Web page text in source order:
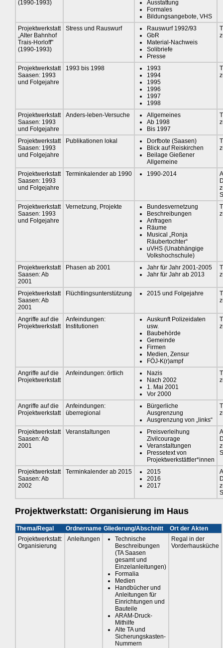
(1990-1993)
Ausstattung
Formales
Bildungsangebote, VHS
Projektwerkstatt
„Alter Bahnhof
Trais-Horloff"
(1990-1993)
Stress und Rauswurf
Rauswurf 1992/93
GbR
Material-Nachweis
Solibriefe
Presse
Projektwerkstatt
Saasen: 1993
und Folgejahre
1993 bis 1998
1993
1994
1995
1996
1997
1998
Projektwerkstatt
Saasen: 1993
und Folgejahre
Anders-leben-Versuche
Allgemeines
Ab 1998
Bis 1997
Projektwerkstatt
Saasen: 1993
und Folgejahre
Publikationen lokal
Dorfbote (Saasen)
Blick auf Reiskirchen
Beilage Gießener
Allgemeine
Projektwerkstatt
Saasen: 1993
und Folgejahre
Terminkalender ab 1990 1990-2014
Projektwerkstatt
Saasen: 1993
und Folgejahre
Vernetzung, Projekte
Bundesvernetzung
Beschreibungen
Anfragen
Räume
Musical „Ronja
Räubertochter“
uVHS (Unabhängige
Volkshochschule)
Projektwerkstatt
Saasen: Ab
2001
Phasen ab 2001
Jahr für Jahr 2001-2005
Jahr für Jahr ab 2013
Projektwerkstatt
Saasen: Ab
2001
Flüchtlingsunterstützung 2015 und Folgejahre
Angriffe auf die
Projektwerkstatt
Anfeindungen:
Institutionen
Auskunft Polizeidaten
usw.
Baubehörde
Gemeinde
Firmen
Medien, Zensur
FÖJ-K(r)ampf
Angriffe auf die
Projektwerkstatt
Anfeindungen: örtlich
Nazis
Nach 2002
1. Mai 2001
Vor 2000
Angriffe auf die
Projektwerkstatt
Anfeindungen:
überregional
Bürgerliche
Ausgrenzung
Ausgrenzung von „links“
Projektwerkstatt
Saasen: Ab
2001
Veranstaltungen
Preisverleihung
Zivilcourage
Veranstaltungen
Pressetext von
Projektwerkstättler*innen
Projektwerkstatt
Saasen: Ab
2002
Terminkalender ab 2015
2015
2016
2017
Projektwerkstatt: Organisierung im Haus
Thema/Regal Ordnername Gliederung/Abschnitt
Ort der Akten
Projektwerkstatt:
Organisierung
Anleitungen
Technische
Beschreibungen
(TA Saasen
gesamt und
Einzelanleitungen)
Formalia
Medien
Handbücher und
Anleitungen für
Einrichtungen und
Bauteile
ARAM-Druck-
Mithilfe
Alte TA und
Sicherungskasten-
Nummern
Regal in der
Vorderhausküche